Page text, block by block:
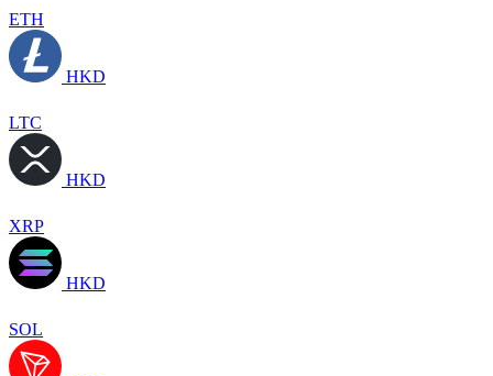
ETH
HKD
LTC
HKD
XRP
HKD
SOL